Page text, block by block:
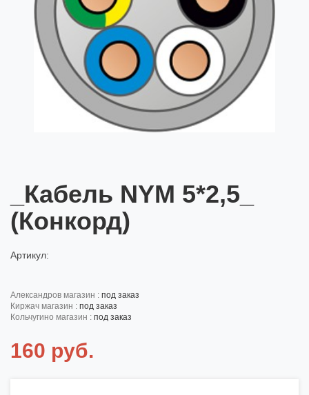
_Кабель NYM 5*2,5_
(Конкорд)
Артикул:
александров магазин : под заказ
киржач магазин : под заказ
кольчугино магазин : под заказ
160 руб.